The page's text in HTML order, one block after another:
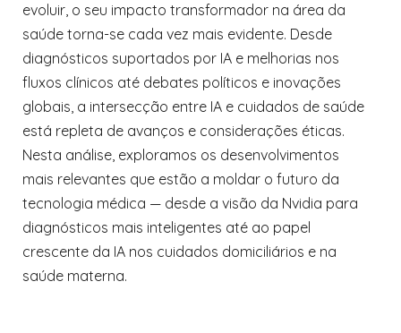
evoluir, o seu impacto transformador na área da
saúde torna-se cada vez mais evidente. Desde
diagnósticos suportados por IA e melhorias nos
fluxos clínicos até debates políticos e inovações
globais, a intersecção entre IA e cuidados de saúde
está repleta de avanços e considerações éticas.
Nesta análise, exploramos os desenvolvimentos
mais relevantes que estão a moldar o futuro da
tecnologia médica — desde a visão da Nvidia para
diagnósticos mais inteligentes até ao papel
crescente da IA nos cuidados domiciliários e na
saúde materna.